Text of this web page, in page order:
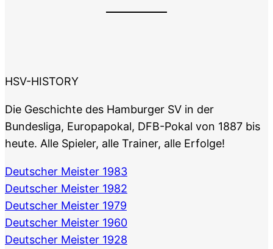
HSV-HISTORY
Die Geschichte des Hamburger SV in der
Bundesliga, Europapokal, DFB-Pokal von 1887 bis
heute. Alle Spieler, alle Trainer, alle Erfolge!
Deutscher Meister 1983
Deutscher Meister 1982
Deutscher Meister 1979
Deutscher Meister 1960
Deutscher Meister 1928